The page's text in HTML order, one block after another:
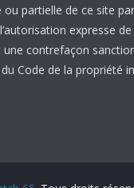
partielle de ce site
expresse
contrefaçon
Code de la propriété